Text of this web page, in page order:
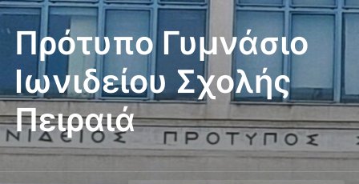
Πρότυπο Γυμνάσιο
Ιωνιδείου Σχολής
Πειραιά